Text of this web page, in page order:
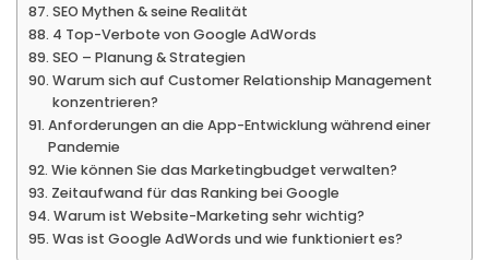
SEO Mythen & seine Realität
4 Top-Verbote von Google AdWords
SEO – Planung & Strategien
Warum sich auf Customer Relationship Management
konzentrieren?
Anforderungen an die App-Entwicklung während einer
Pandemie
Wie können Sie das Marketingbudget verwalten?
Zeitaufwand für das Ranking bei Google
Warum ist Website-Marketing sehr wichtig?
Was ist Google AdWords und wie funktioniert es?